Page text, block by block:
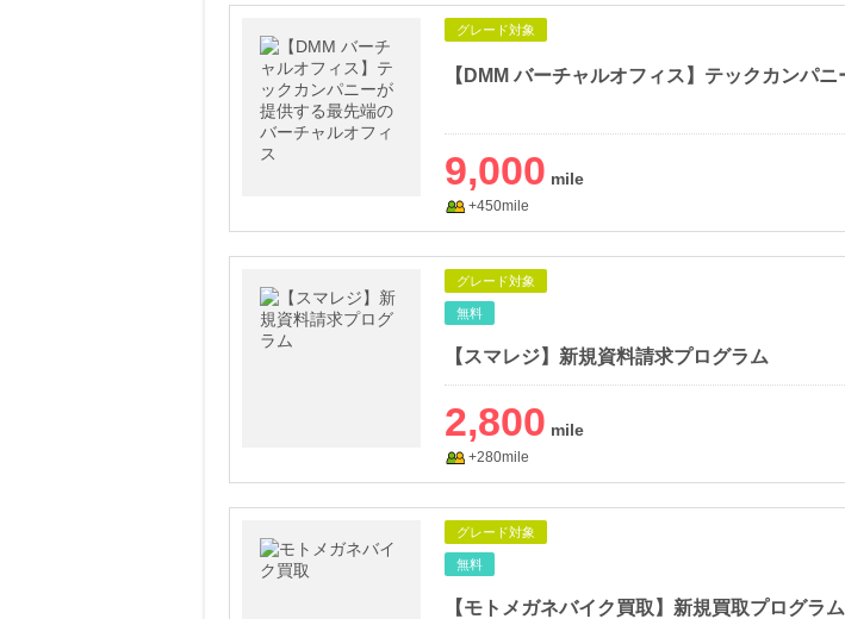
グレード対象
9,000
+450mile
グレード対象
無料
【スマレジ】新規資料請求プログラム
2,800
+280mile
グレード対象
無料
【モトメガネバイク買取】新規買取プログラム